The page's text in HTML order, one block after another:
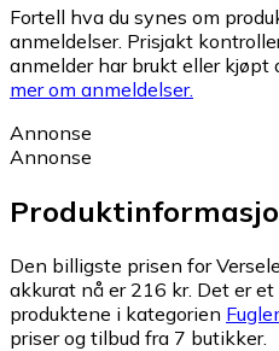
Fortell hva du synes om
anmeldelser. Prisjakt
anmelder har brukt eller kjøpt
mer om anmeldelser.
Annonse
Annonse
Den billigste prisen for
akkurat nå er 216 kr. Det er
produktene i kategorien
priser og tilbud fra 7 butikker.